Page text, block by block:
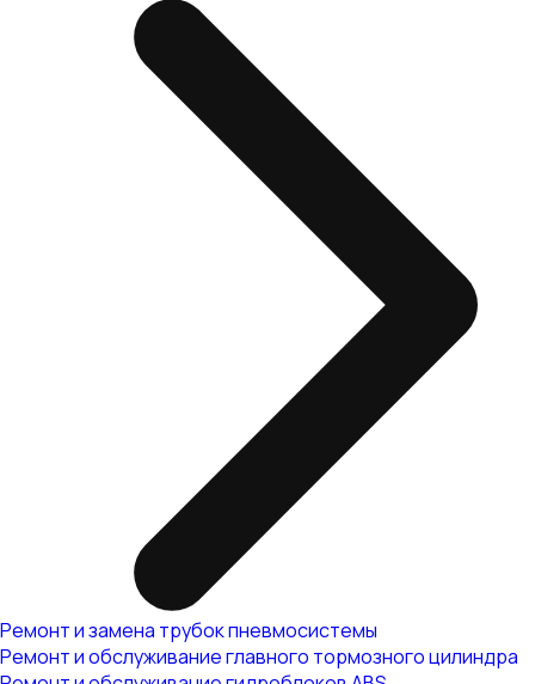
Ремонт и замена трубок пневмосистемы
Ремонт и обслуживание главного тормозного цилиндра